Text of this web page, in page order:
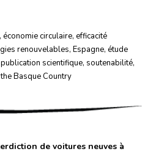
, économie circulaire, efficacité
renouvelables, Espagne, étude
publication scientifique, soutenabilité,
Basque Country
de voitures neuves à